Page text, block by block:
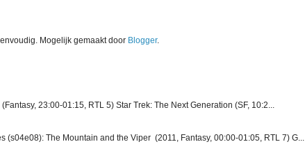
Mogelijk gemaakt door Blogger.
23:00-01:15, RTL 5) Star Trek: The Next Generation (SF, 10:2...
(s04e08): The Mountain and the Viper (2011, Fantasy, 00:00-01:05, RTL 7) G...